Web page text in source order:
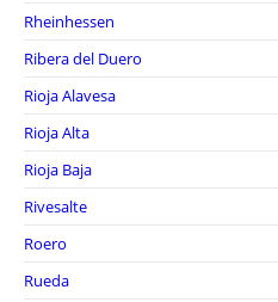
Rheinhessen
Ribera del Duero
Rioja Alavesa
Rioja Alta
Rioja Baja
Rivesalte
Roero
Rueda